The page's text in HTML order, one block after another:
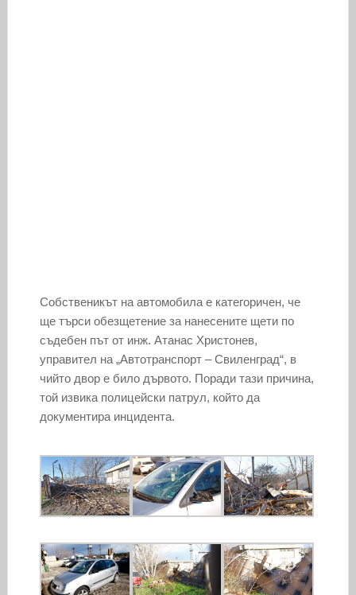
Собственикът на автомобила е категоричен, че
ще търси обезщетение за нанесените щети по
съдебен път от инж. Атанас Христонев,
управител на „Автотранспорт – Свиленград“, в
чийто двор е било дървото. Поради тази причина,
той извика полицейски патрул, който да
документира инцидента.